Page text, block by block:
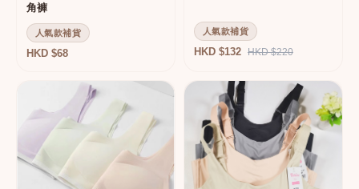
角褲
人氣款補貨
HKD $68
人氣款補貨
HKD $132 HKD $220